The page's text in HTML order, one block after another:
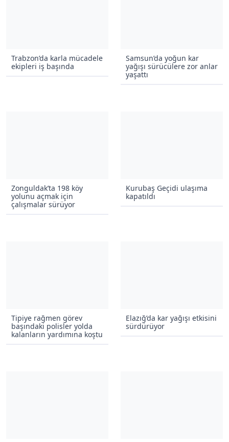
Trabzon’da karla mücadele
ekipleri iş başında
Samsun’da yoğun kar
yağışı sürücülere zor anlar
yaşattı
Zonguldak’ta 198 köy
yolunu açmak için
çalışmalar sürüyor
Kurubaş Geçidi ulaşıma
kapatıldı
Tipiye rağmen görev
başındaki polisler yolda
kalanların yardımına koştu
Elazığ’da kar yağışı etkisini
sürdürüyor